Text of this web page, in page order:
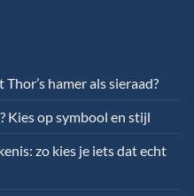
hamer als sieraad?
Kies op symbool en stijl
zo kies je iets dat echt